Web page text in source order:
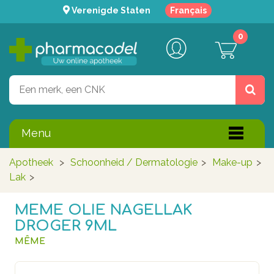
Verenigde Staten Français
0
Menu
Apotheek > Schoonheid / Dermatologie > Make-up >
Lak >
MEME OLIE NAGELLAK
DROGER 9ML
MÊME